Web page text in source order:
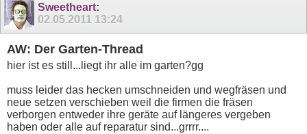
Sweetheart:
02.05.2011 13:24
AW: Der Garten-Thread
hier ist es still...liegt ihr alle im garten?gg
muss leider das hecken umschneiden und wegfräsen und
neue setzen verschieben weil die firmen die fräsen
verborgen entweder ihre geräte auf längeres vergeben
haben oder alle auf reparatur sind...grrrr....